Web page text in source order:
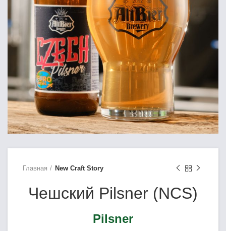
Главная New Craft Story
Чешский Pilsner (NCS)
Pilsner